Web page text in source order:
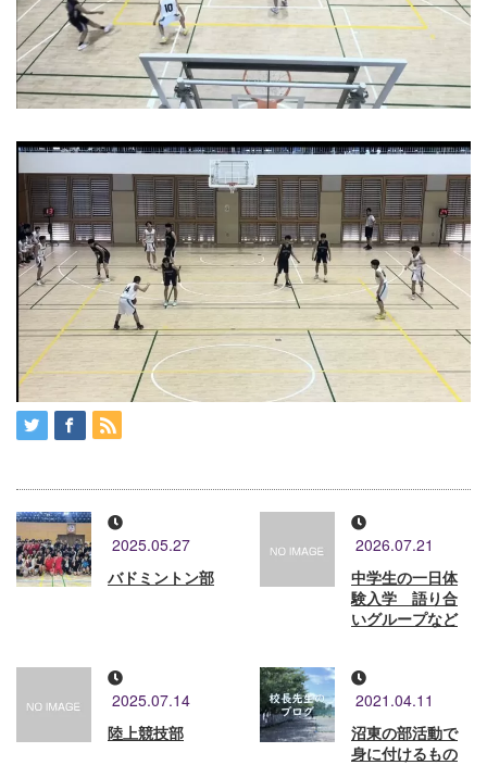
2025.05.27
バドミントン部
2026.07.21
中学生の一日体
験入学 語り合
いグループなど
2025.07.14
陸上競技部
2021.04.11
沼東の部活動で
身に付けるもの